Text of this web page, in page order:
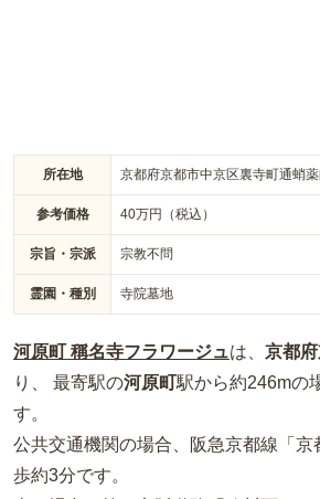
所在地 京都府京都市中京区裏寺町通蛸
参考価格 40万円（税込）
宗旨・宗派 宗教不問
霊園・種別 寺院墓地
河原町 稱名寺フラワージュは、 京都府
り、 最寄駅の河原町駅から約246mの
す。
公共交通機関の場合 、阪急京都線「
歩約3分です。